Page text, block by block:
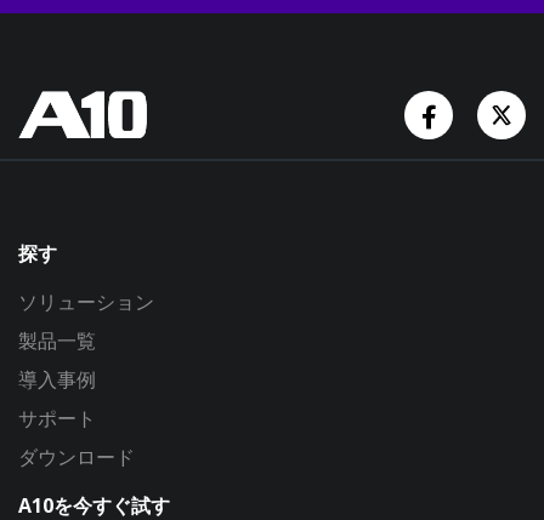
探す
ソリューション
製品一覧
導入事例
サポート
ダウンロード
A10を今すぐ試す